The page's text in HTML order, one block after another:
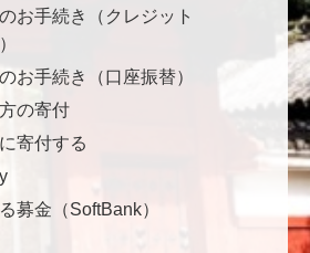
楽しみにしております。 <ひら
>
産レアアース資源の商業化を実現
る新たなレアアースサプライチェ
、早期実現を期待しております。
お手続き（クレジット
お手続き（口座振替）
の寄付
寄付する
募金（SoftBank）